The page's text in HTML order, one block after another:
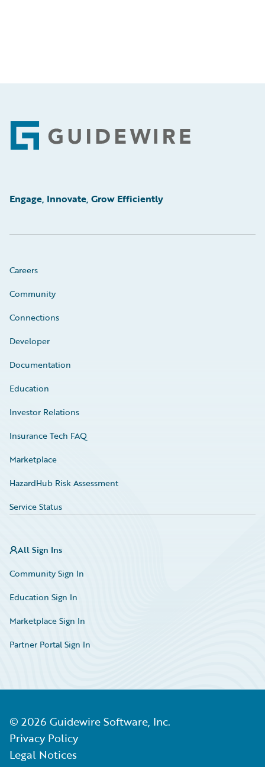
Footer
Engage, Innovate, Grow Efficiently
Careers
Community
Connections
Developer
Documentation
Education
Investor Relations
Insurance Tech FAQ
Marketplace
HazardHub Risk Assessment
Service Status
All Sign Ins
Community Sign In
Education Sign In
Marketplace Sign In
Partner Portal Sign In
© 2026 Guidewire Software, Inc.
Privacy Policy
Legal Notices